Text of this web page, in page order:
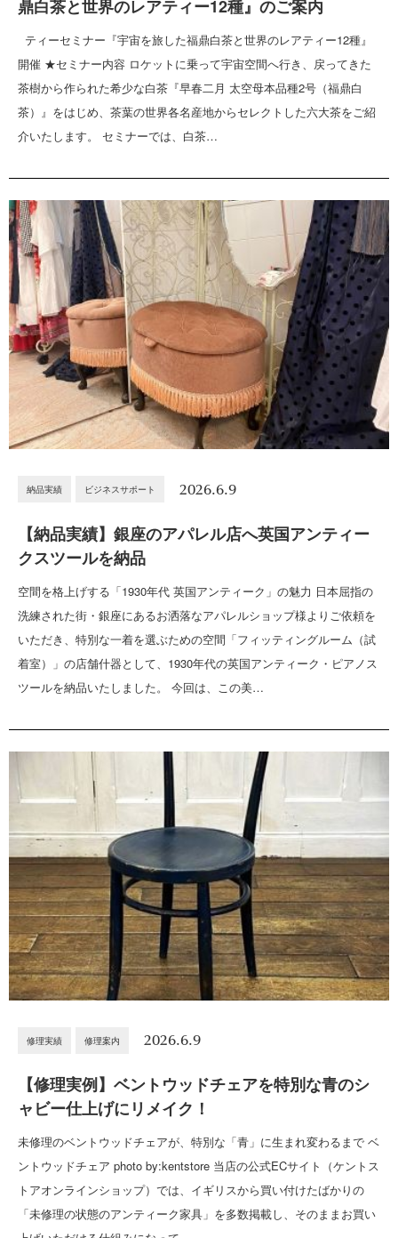
鼎白茶と世界のレアティー12種』のご案内
ティーセミナー『宇宙を旅した福鼎白茶と世界のレアティー12種』
開催 ★セミナー内容 ロケットに乗って宇宙空間へ行き、戻ってきた
茶樹から作られた希少な白茶『早春二月 太空母本品種2号（福鼎白
茶）』をはじめ、茶葉の世界各名産地からセレクトした六大茶をご紹
介いたします。 セミナーでは、白茶…
納品実績 ビジネスサポート 2026.6.9
【納品実績】銀座のアパレル店へ英国アンティー
クスツールを納品
空間を格上げする「1930年代 英国アンティーク」の魅力 日本屈指の
洗練された街・銀座にあるお洒落なアパレルショップ様よりご依頼を
いただき、特別な一着を選ぶための空間「フィッティングルーム（試
着室）」の店舗什器として、1930年代の英国アンティーク・ピアノス
ツールを納品いたしました。 今回は、この美…
修理実績 修理案内 2026.6.9
【修理実例】ベントウッドチェアを特別な青のシ
ャビー仕上げにリメイク！
未修理のベントウッドチェアが、特別な「青」に生まれ変わるまで ベ
ントウッドチェア photo by:kentstore 当店の公式ECサイト（ケントス
トアオンラインショップ）では、イギリスから買い付けたばかりの
「未修理の状態のアンティーク家具」を多数掲載し、そのままお買い